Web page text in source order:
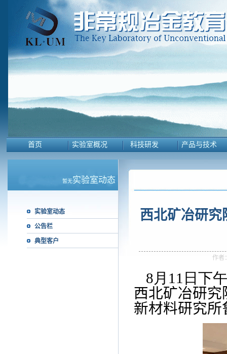
首页 实验室概况 科技研发 产品与技术
暂无实验室动态
实验室动态
公告栏
典型客户
西北矿冶研
作者
8月11日下
西北矿冶研
新材料研究